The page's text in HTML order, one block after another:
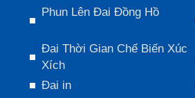
Phun Lên Đai Đồng Hồ
Đai Thời Gian Chế Biến Xúc
Xích
Đai in